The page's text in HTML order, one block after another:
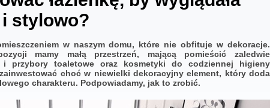
stylowo?
w naszym domu, które nie obfituje w dekoracje.
mamy małą przestrzeń, mającą pomieścić zaledwie
i przybory toaletowe oraz kosmetyki do codziennej higieny
choć w niewielki dekoracyjny element, który doda
charakteru. Podpowiadamy, jak to zrobić.